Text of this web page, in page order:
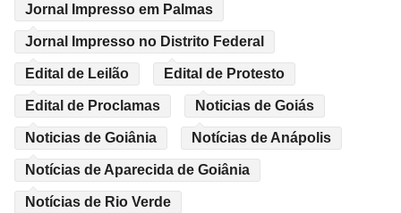
Jornal Impresso em Palmas
Jornal Impresso no Distrito Federal
Edital de Leilão Edital de Protesto
Edital de Proclamas Noticias de Goiás
Noticias de Goiânia Notícias de Anápolis
Notícias de Aparecida de Goiânia
Notícias de Rio Verde